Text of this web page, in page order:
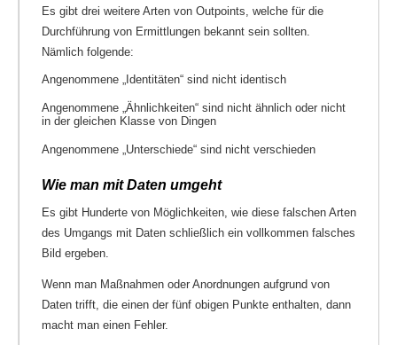
Es gibt drei weitere Arten von Outpoints, welche für die
Durchführung von Ermittlungen bekannt sein sollten.
Nämlich folgende:
Angenommene „Identitäten“ sind nicht identisch
Angenommene „Ähnlichkeiten“ sind nicht ähnlich oder nicht
in der gleichen Klasse von Dingen
Angenommene „Unterschiede“ sind nicht verschieden
Wie man mit Daten umgeht
Es gibt Hunderte von Möglichkeiten, wie diese falschen Arten
des Umgangs mit Daten schließlich ein vollkommen falsches
Bild ergeben.
Wenn man Maßnahmen oder Anordnungen aufgrund von
Daten trifft, die einen der fünf obigen Punkte enthalten, dann
macht man einen Fehler.